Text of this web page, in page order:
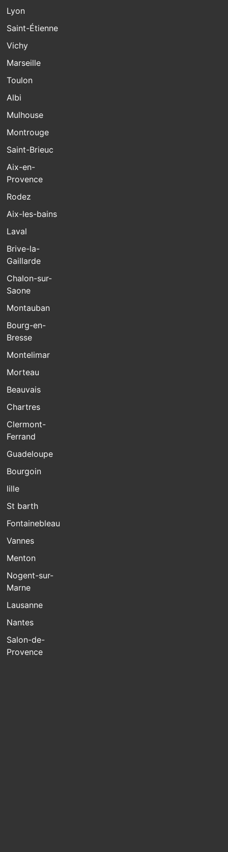
Lyon
Saint-Étienne
Vichy
Marseille
Toulon
Albi
Mulhouse
Montrouge
Saint-Brieuc
Aix-en-
Provence
Rodez
Aix-les-bains
Laval
Brive-la-
Gaillarde
Chalon-sur-
Saone
Montauban
Bourg-en-
Bresse
Montelimar
Morteau
Beauvais
Chartres
Clermont-
Ferrand
Guadeloupe
Bourgoin
lille
St barth
Fontainebleau
Vannes
Menton
Nogent-sur-
Marne
Lausanne
Nantes
Salon-de-
Provence